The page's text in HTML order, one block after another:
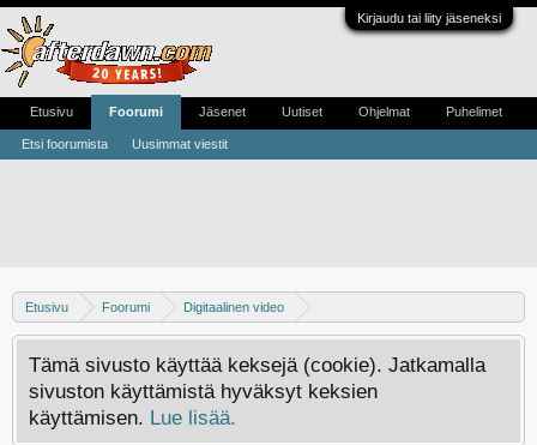
Kirjaudu tai liity jäseneksi
Etusivu Foorumi
Digitaalinen video
Digivideo-ongelmat ja -keskustelu
Tämä sivusto käyttää keksejä (cookie). Jatkamalla
sivuston käyttämistä hyväksyt keksien
käyttämisen. Lue lisää.
Etusivu Foorumi
Etsi foorumista Uusimmat viestit
Jäsenet Uutiset Ohjelmat Puhelimet